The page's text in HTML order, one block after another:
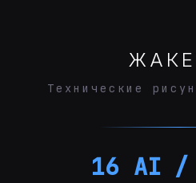
Технические
16 AI /